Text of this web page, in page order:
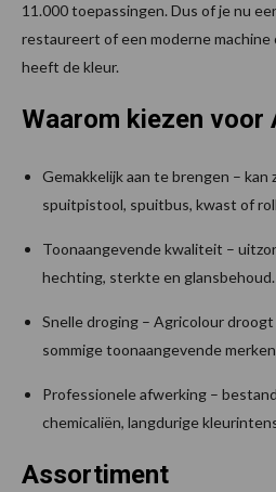
11.000 toepassingen. Dus of je nu
restaureert of een moderne
heeft de kleur.
Waarom kiezen voor
Gemakkelijk aan te brengen – kan
spuitpistool, spuitbus, kwast of
Toonaangevende kwaliteit –
hechting, sterkte en glansbehoud.
Snelle droging – Agricolour
sommige toonaangevende
Professionele afwerking –
chemicaliën, langdurige
Assortiment